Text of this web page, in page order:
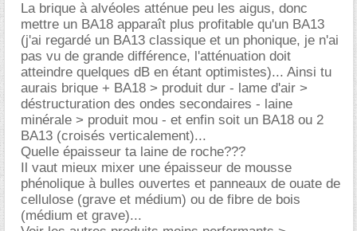
La brique à alvéoles atténue peu les aigus, donc
mettre un BA18 apparaît plus profitable qu'un BA13
(j'ai regardé un BA13 classique et un phonique, je n'ai
pas vu de grande différence, l'atténuation doit
atteindre quelques dB en étant optimistes)... Ainsi tu
aurais brique + BA18 > produit dur - lame d'air >
déstructuration des ondes secondaires - laine
minérale > produit mou - et enfin soit un BA18 ou 2
BA13 (croisés verticalement)...
Quelle épaisseur ta laine de roche???
Il vaut mieux mixer une épaisseur de mousse
phénolique à bulles ouvertes et panneaux de ouate de
cellulose (grave et médium) ou de fibre de bois
(médium et grave)...